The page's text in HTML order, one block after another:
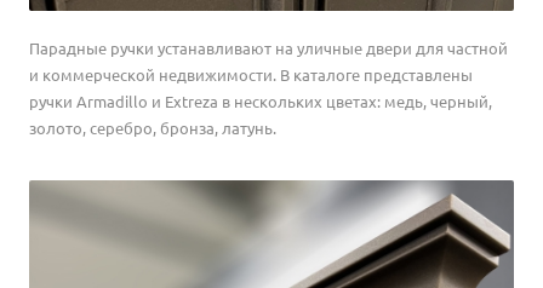
Парадные ручки устанавливают на уличные двери для частной
и коммерческой недвижимости. В каталоге представлены
ручки Armadillo и Extreza в нескольких цветах: медь, черный,
золото, серебро, бронза, латунь.